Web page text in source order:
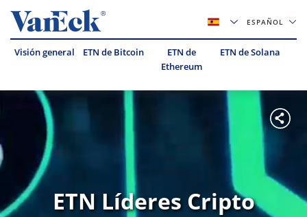
ESPAÑOL
Visión general ETN de Bitcoin
ETN de
Ethereum
ETN de Solana
ETN Líderes Cripto